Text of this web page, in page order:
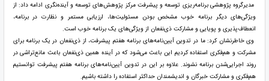
مدیرگروه پژوهشی برنامه‌ریزی توسعه و پیشرفت مرکز پژوهش‌های توسعه و آینده‌نگری ادامه داد: از
ویژگی‌های دیگر برنامه خوب مشخص بودن مسئولیت‌ها، ارزیابی مستمر و نظارت در برنامه،
انعطاف‌پذیری و پویایی و مشارکت ذی‌نفعان از ویژگی‌های یک برنامه خوب است.
وی خاطرنشان کرد: ما در تدوین آیین‌نامه‌های برنامه هفتم پیشرفت، از ذی‌نفعان در یک برنامه برای
مشرکت و هم‌فکری استفاده کردیم این باعث می‌شود که در آینده همین ذی‌نفعان باعث مانع‌تراشی در
روند اجرایی‌شدن برنامه نشوند. علاوه بر این در تدوین آیین‌نامه‌های برنامه هفتم پیشرفت توانستیم
هم‌فکری و مشارکت خبرگان و اندیشمندان حداکثر استفاده را داشته باشیم.